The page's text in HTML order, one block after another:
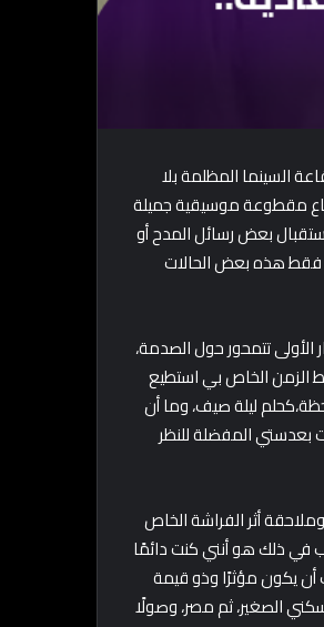
السينما المظلمة بلا
مقطوعة موسيقية جميلة
بعض رسائل المدح أو
فقط هذه بعض الحالات
شيئًا ما عن هذا الرقم المميز،35! كانت الأفكار الأولى تتمحور حول الصدمة،
الزمن الخاص بي استطيع
ليلة صيف، وما أن
المفضلة للنظر
أثر الفراشة الخاص
في ذلك هو أنني كنت دائمًا
يكون مؤثرًا وذو قيمة
الصغير، ثم مصر، وصولًا